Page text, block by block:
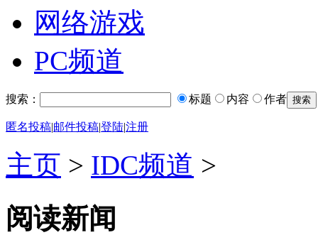
网络游戏
PC频道
搜索： 标题 内容 作者
匿名投稿|邮件投稿|登陆|注册
主页 > IDC频道 >
阅读新闻